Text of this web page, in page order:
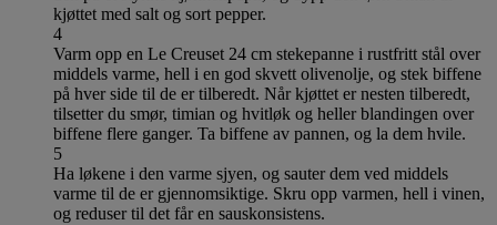
kjøttet med salt og sort pepper.
4
Varm opp en Le Creuset 24 cm stekepanne i rustfritt stål over
middels varme, hell i en god skvett olivenolje, og stek biffene
på hver side til de er tilberedt. Når kjøttet er nesten tilberedt,
tilsetter du smør, timian og hvitløk og heller blandingen over
biffene flere ganger. Ta biffene av pannen, og la dem hvile.
5
Ha løkene i den varme sjyen, og sauter dem ved middels
varme til de er gjennomsiktige. Skru opp varmen, hell i vinen,
og reduser til det får en sauskonsistens.